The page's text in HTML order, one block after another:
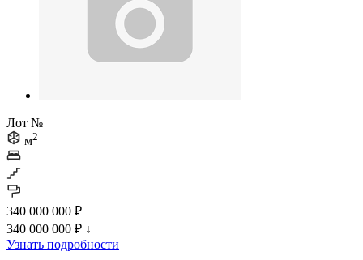
Лот №
м2
340 000 000 ₽
340 000 000 ₽ ↓
Узнать подробности